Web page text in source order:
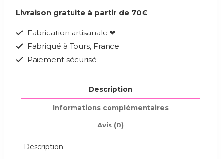
Livraison gratuite à partir de 70€
Fabrication artisanale ❤
Fabriqué à Tours, France
Paiement sécurisé
Description
Informations complémentaires
Avis (0)
Description